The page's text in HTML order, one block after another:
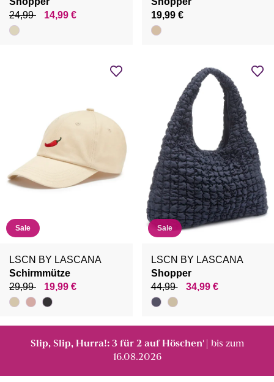
24,99
14,99 €
19,99 €
Sale
LSCN BY LASCANA
Schirmmütze
29,99
19,99 €
Sale
LSCN BY LASCANA
Shopper
44,99
34,99 €
Slip, Slip, Hurra!: 3 für 2 auf Höschen¹
| bis zum
16.08.2026